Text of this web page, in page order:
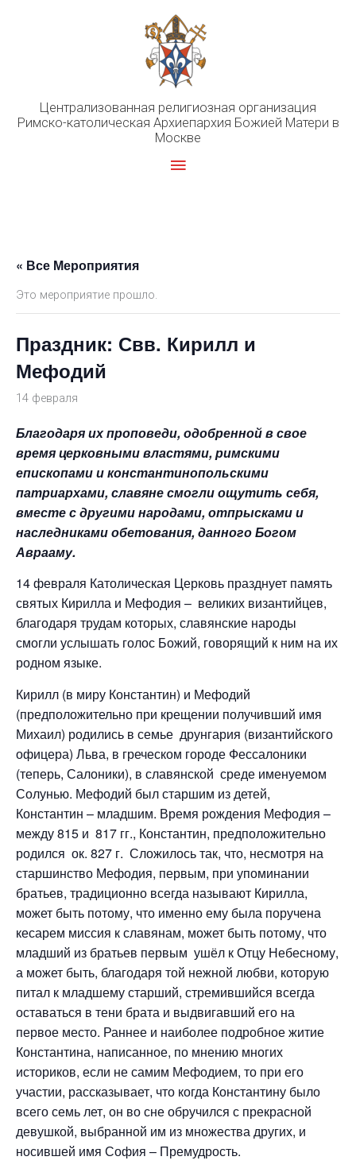
Централизованная религиозная организация
Римско-католическая Архиепархия Божией Матери в
Москве
Главное
« Все Мероприятия
Это мероприятие прошло.
Праздник: Свв. Кирилл и
Мефодий
14 февраля
Благодаря их проповеди, одобренной в свое
время церковными властями, римскими
епископами и константинопольскими
патриархами, славяне смогли ощутить себя,
вместе с другими народами, отпрысками и
наследниками обетования, данного Богом
Аврааму.
14 февраля Католическая Церковь празднует память
святых Кирилла и Мефодия – великих византийцев,
благодаря трудам которых, славянские народы
смогли услышать голос Божий, говорящий к ним на их
родном языке.
Кирилл (в миру Константин) и Мефодий
(предположительно при крещении получивший имя
Михаил) родились в семье друнгария (византийского
офицера) Льва, в греческом городе Фессалоники
(теперь, Салоники), в славянской среде именуемом
Солунью. Мефодий был старшим из детей,
Константин – младшим. Время рождения Мефодия –
между 815 и 817 гг., Константин, предположительно
родился ок. 827 г. Сложилось так, что, несмотря на
старшинство Мефодия, первым, при упоминании
братьев, традиционно всегда называют Кирилла,
может быть потому, что именно ему была поручена
кесарем миссия к славянам, может быть потому, что
младший из братьев первым ушёл к Отцу Небесному,
а может быть, благодаря той нежной любви, которую
питал к младшему старший, стремившийся всегда
оставаться в тени брата и выдвигавший его на
первое место. Раннее и наиболее подробное житие
Константина, написанное, по мнению многих
историков, если не самим Мефодием, то при его
участии, рассказывает, что когда Константину было
всего семь лет, он во сне обручился с прекрасной
девушкой, выбранной им из множества других, и
носившей имя София – Премудрость.